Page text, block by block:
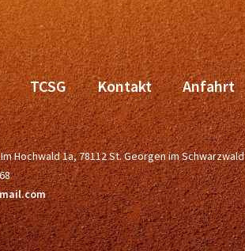
TCSG Kontakt Anfahrt
Hochwald 1a, 78112 St. Georgen im Schwarzwald